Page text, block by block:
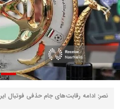
نصر: ادامه رقابت‌های جام حذفی فوتبال